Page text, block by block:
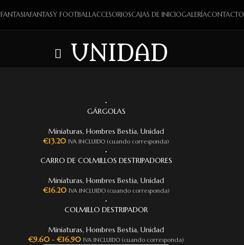
FANTASIAFANTASY FOOTBALLACCESORIOSCAJAS DE INICIOGALERÍACONTACTO
UNIDAD
GÁRGOLAS
Miniaturas, Hombres Bestia, Unidad
€13.20 IVA INCLUIDO (cuando corresponda)
CARRO DE COLMILLOS DESTRIPADORES
Miniaturas, Hombres Bestia, Unidad
€16.20 IVA INCLUIDO (cuando corresponda)
COLMILLO DESTRIPADOR
Miniaturas, Hombres Bestia, Unidad
€9.60 - €16.90 IVA INCLUIDO (cuando corresponda)